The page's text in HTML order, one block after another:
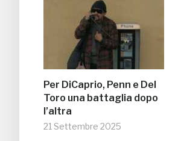
Per DiCaprio, Penn e Del
Toro una battaglia dopo
l’altra
21 Settembre 2025